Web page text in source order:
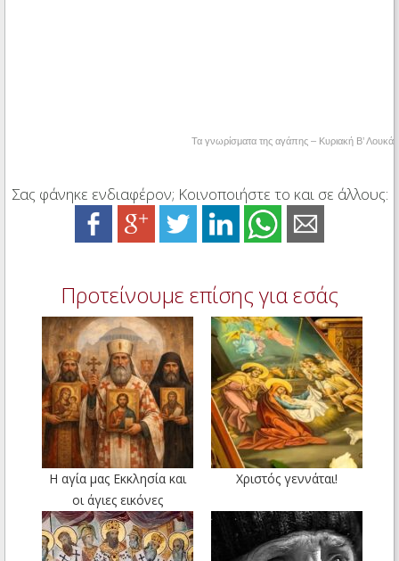
Τα γνωρίσματα της αγάπης – Κυριακή Β’ Λουκά
Σας φάνηκε ενδιαφέρον; Κοινοποιήστε το και σε άλλους:
Προτείνουμε επίσης για εσάς
Η αγία μας Εκκλησία και
οι άγιες εικόνες
Χριστός γεννάται!